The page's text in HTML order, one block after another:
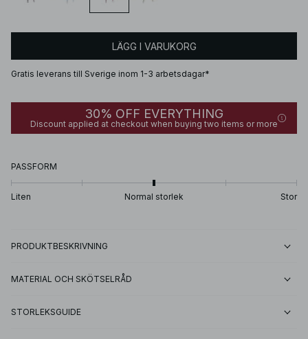
LÄGG I VARUKORG
Gratis leverans till Sverige inom 1-3 arbetsdagar*
30% OFF EVERYTHING
Discount applied at checkout when buying two items or more
PASSFORM
Liten Normal storlek Stor
PRODUKTBESKRIVNING
MATERIAL OCH SKÖTSELRÅD
STORLEKSGUIDE